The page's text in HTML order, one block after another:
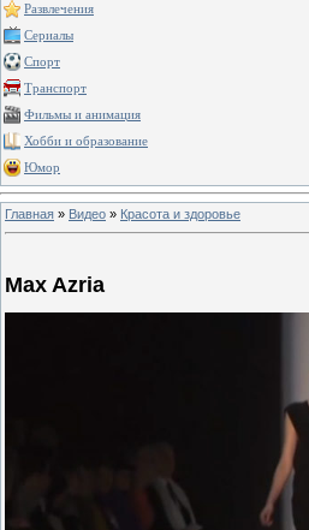
Развлечения
Сериалы
Спорт
Транспорт
Фильмы и анимация
Хобби и образование
Юмор
Главная » Видео » Красота и здоровье
Max Azria